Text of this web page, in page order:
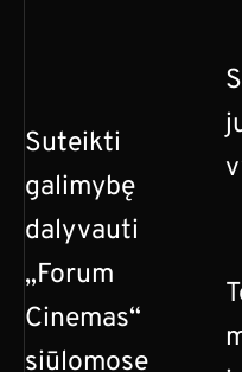
Suteikti
galimybę
dalyvauti
„Forum
Cinemas“
siūlomose